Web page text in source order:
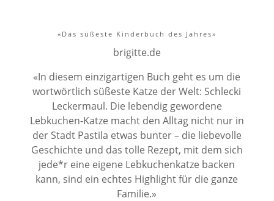
«Das süßeste Kinderbuch des Jahres»
brigitte.de
«In diesem einzigartigen Buch geht es um die
wortwörtlich süßeste Katze der Welt: Schlecki
Leckermaul. Die lebendig gewordene
Lebkuchen-Katze macht den Alltag nicht nur in
der Stadt Pastila etwas bunter – die liebevolle
Geschichte und das tolle Rezept, mit dem sich
jede*r eine eigene Lebkuchenkatze backen
kann, sind ein echtes Highlight für die ganze
Familie.»